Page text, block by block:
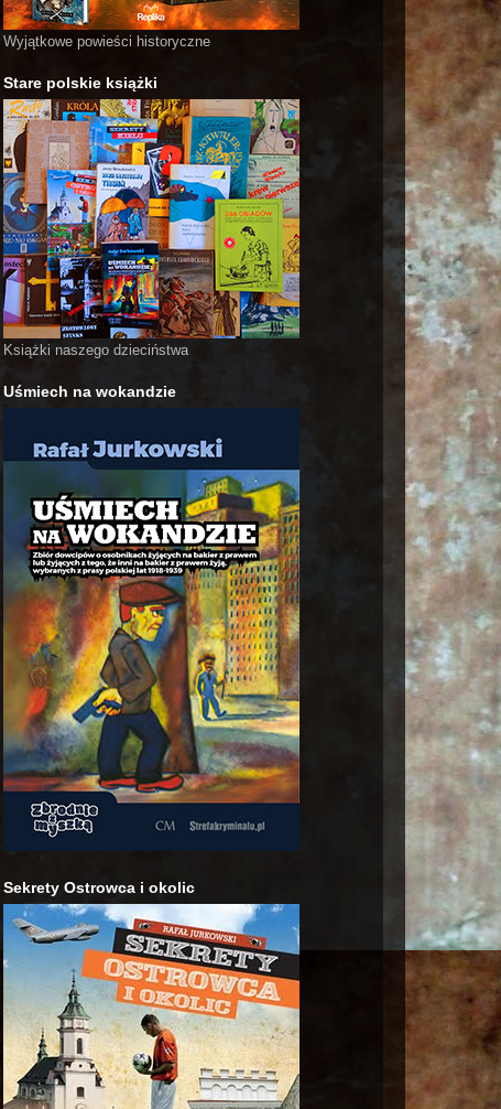
Wyjątkowe powieści historyczne
Stare polskie książki
Książki naszego dzieciństwa
Uśmiech na wokandzie
Sekrety Ostrowca i okolic